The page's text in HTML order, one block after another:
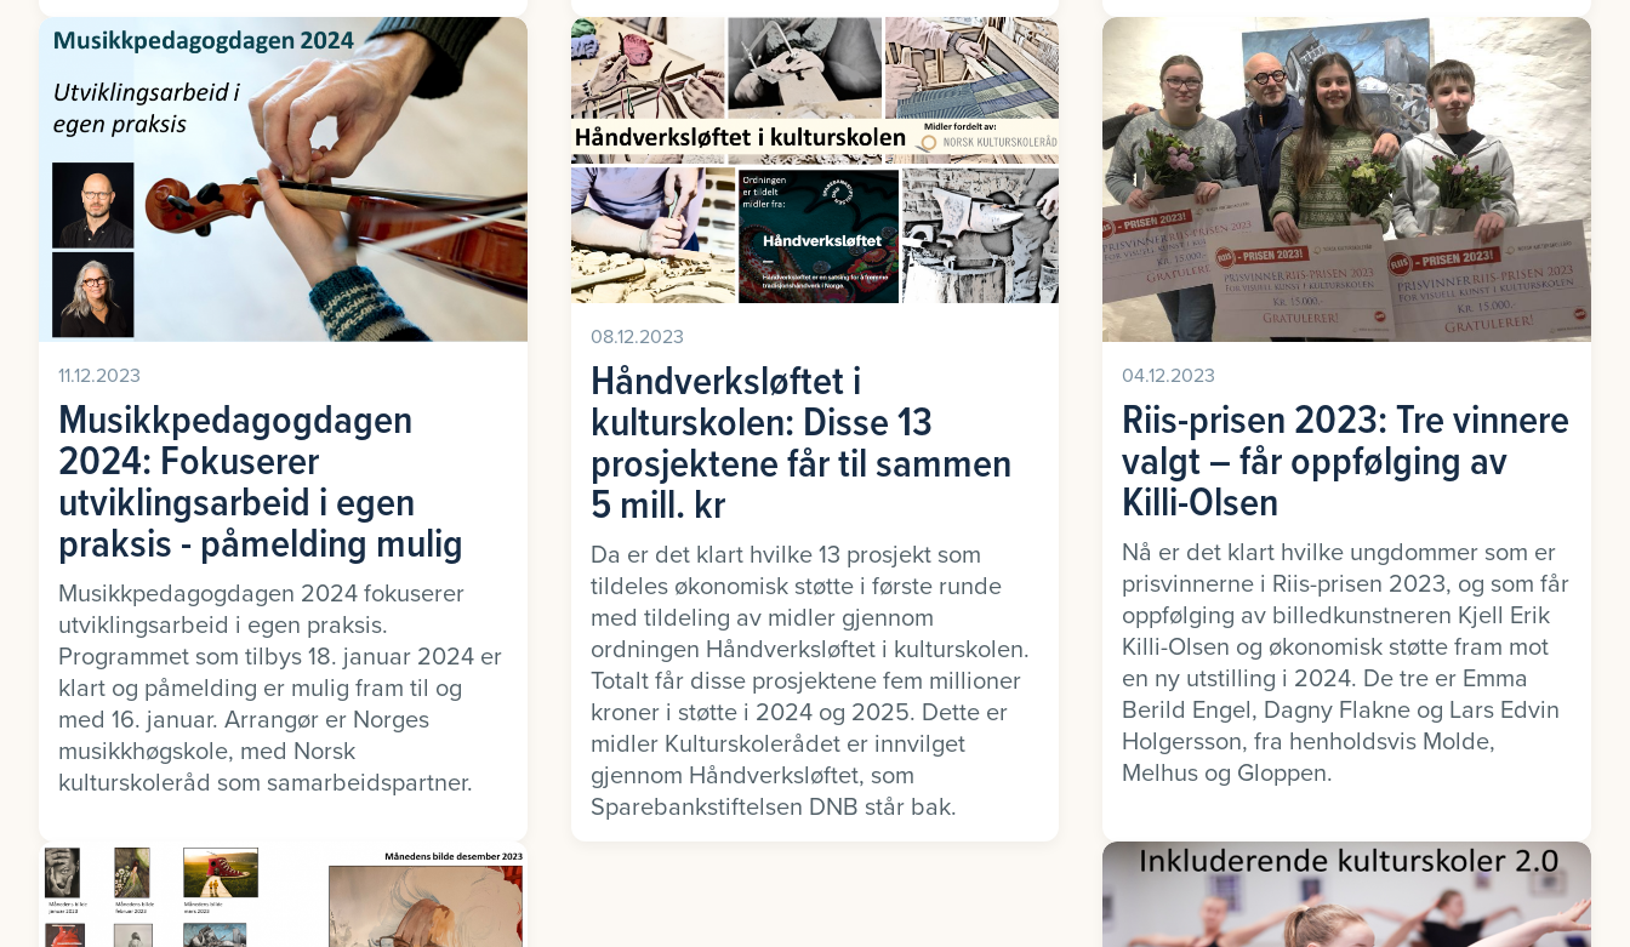
11.12.2023
Musikkpedagogdagen
2024: Fokuserer
utviklingsarbeid i egen
praksis - påmelding mulig
Musikkpedagogdagen 2024 fokuserer
utviklingsarbeid i egen praksis.
Programmet som tilbys 18. januar 2024 er
klart og påmelding er mulig fram til og
med 16. januar. Arrangør er Norges
musikkhøgskole, med Norsk
kulturskoleråd som samarbeidspartner.
08.12.2023
Håndverksløftet i
kulturskolen: Disse 13
prosjektene får til sammen
5 mill. kr
Da er det klart hvilke 13 prosjekt som
tildeles økonomisk støtte i første runde
med tildeling av midler gjennom
ordningen Håndverksløftet i kulturskolen.
Totalt får disse prosjektene fem millioner
kroner i støtte i 2024 og 2025. Dette er
midler Kulturskolerådet er innvilget
gjennom Håndverksløftet, som
Sparebankstiftelsen DNB står bak.
04.12.2023
Riis-prisen 2023: Tre vinnere
valgt – får oppfølging av
Killi-Olsen
Nå er det klart hvilke ungdommer som er
prisvinnerne i Riis-prisen 2023, og som får
oppfølging av billedkunstneren Kjell Erik
Killi-Olsen og økonomisk støtte fram mot
en ny utstilling i 2024. De tre er Emma
Berild Engel, Dagny Flakne og Lars Edvin
Holgersson, fra henholdsvis Molde,
Melhus og Gloppen.